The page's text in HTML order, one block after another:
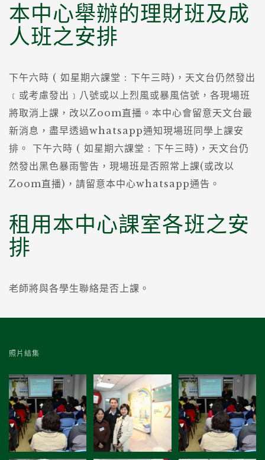
本中心舉辦的理財班及成
人班之安排
下午六時 ( 如星期六課堂 : 下午三時)，天文台仍然發出
﹝或考慮發出﹞八號或以上烈風或暴風信號，各現場班
將取消上課，改以Zoom直播。本中心會留意天文台最
新消息，盡早透過whatsapp通知現場班同學上課安
排。
下午六時 ( 如星期六課堂 : 下午三時)，天文台仍
然發出黑色暴雨警告，現場班是否照常上課(或改以
Zoom直播)，請留意本中心whatsapp通告。
租用本中心課室各班之安
排
老師將與各學生聯絡是否上課。
照片結集